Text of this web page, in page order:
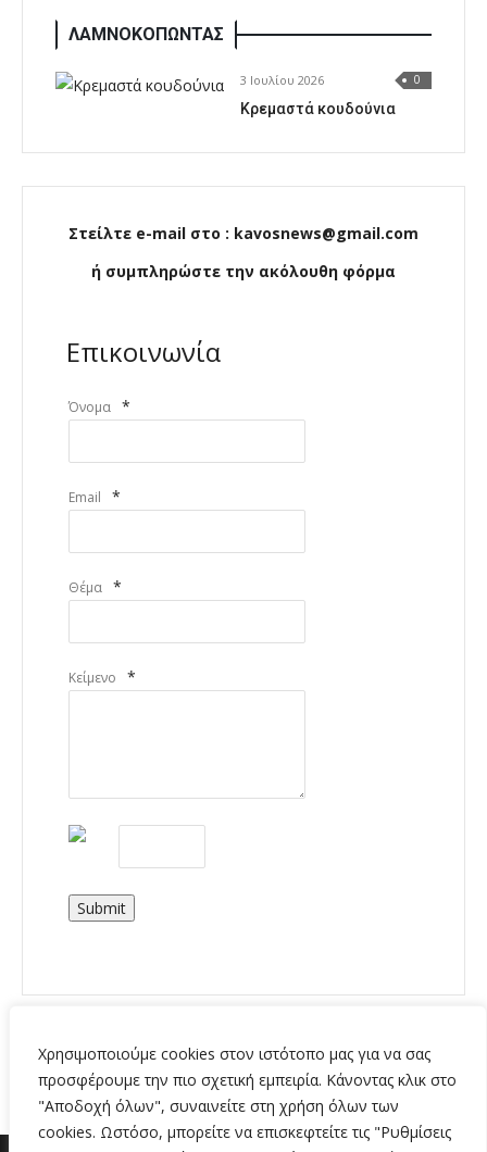
Χρησιμοποιούμε cookies στον ιστότοπο μας για να σας
προσφέρουμε την πιο σχετική εμπειρία. Κάνοντας κλικ στο
"Αποδοχή όλων", συναινείτε στη χρήση όλων των
cookies. Ωστόσο, μπορείτε να επισκεφτείτε τις "Ρυθμίσεις
ΛΑΜΝΟΚΟΠΩΝΤΑΣ
3 Ιουλίου 2026 0
Κρεμαστά κουδούνια
Στείλτε e-mail στο : kavosnews@gmail.com
ή συμπληρώστε την ακόλουθη φόρμα
Επικοινωνία
Όνομα *
Email *
Θέμα *
Κείμενο *
Submit